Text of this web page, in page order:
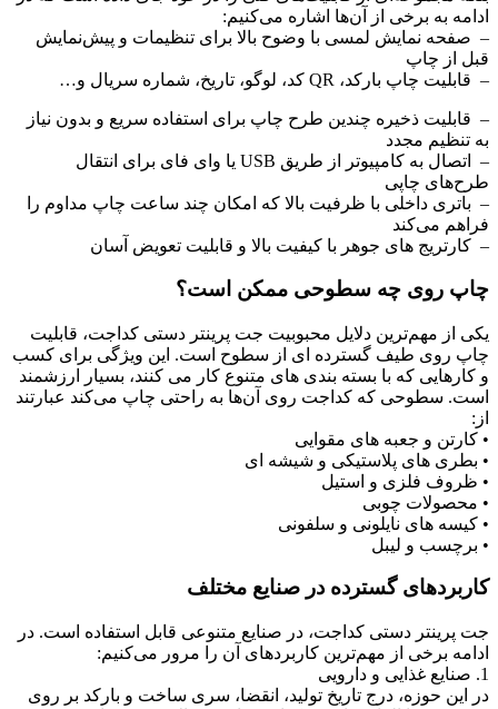
ادامه به برخی از آن‌ها اشاره می‌کنیم:
– صفحه نمایش لمسی با وضوح بالا برای تنظیمات و پیش‌نمایش
قبل از چاپ
– قابلیت چاپ بارکد، QR کد، لوگو، تاریخ، شماره سریال و…
– قابلیت ذخیره چندین طرح چاپ برای استفاده سریع و بدون نیاز
به تنظیم مجدد
– اتصال به کامپیوتر از طریق USB یا وای‌ فای برای انتقال
طرح‌های چاپی
– باتری داخلی با ظرفیت بالا که امکان چند ساعت چاپ مداوم را
فراهم می‌کند
– کارتریج‌ های جوهر با کیفیت بالا و قابلیت تعویض آسان
چاپ روی چه سطوحی ممکن است؟
یکی از مهم‌ترین دلایل محبوبیت جت پرینتر دستی کداجت، قابلیت
چاپ روی طیف گسترده ‌ای از سطوح است. این ویژگی برای کسب
‌و کارهایی که با بسته‌ بندی ‌های متنوع کار می‌ کنند، بسیار ارزشمند
است. سطوحی که کداجت روی آن‌ها به ‌راحتی چاپ می‌کند عبارتند
از:
• کارتن و جعبه‌ های مقوایی
• بطری ‌های پلاستیکی و شیشه‌ ای
• ظروف فلزی و استیل
• محصولات چوبی
• کیسه ‌های نایلونی و سلفونی
• برچسب و لیبل
کاربردهای گسترده در صنایع مختلف
جت پرینتر دستی کداجت، در صنایع متنوعی قابل استفاده است. در
ادامه برخی از مهم‌ترین کاربردهای آن را مرور می‌کنیم:
1. صنایع غذایی و دارویی
در این حوزه، درج تاریخ تولید، انقضا، سری ساخت و بارکد بر روی